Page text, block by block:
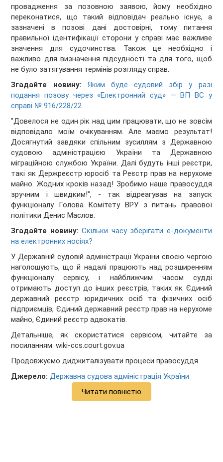
провадження за позовною заявою, йому необхідно
переконатися, що такий відповідач реально існує, а
зазначені в позові дані достовірні, тому питання
правильної ідентифікації сторони у справі має важливе
значення для судочинства. Також це необхідно і
важливо для визначення підсудності та для того, щоб
не було затягування термінів розгляду справ.
Згадайте новину:
Яким буде судовий збір у разі
подання позову через «Електронний суд» — ВП ВС у
справі № 916/228/22
"Довелося не один рік над цим працювати, що не зовсім
відповідало моїм очікуванням. Але маємо результат!
Досягнутий завдяки спільним зусиллям з Державною
судовою адміністрацією України та Державною
міграційною службою України. Далі будуть інші реєстри,
такі як Держреєстр юросіб та Реєстр прав на нерухоме
майно. Жодних кроків назад! Зробимо наше правосуддя
зручним і швидким!", - так відреагував на запуск
функціоналу Голова Комітету ВРУ з питань правової
політики Денис Маслов.
Згадайте новину:Скільки часу зберігати е-документи
на електронних носіях?
У Державній судовій адміністрації України своєю чергою
наголошують, що й надалі працюють над розширенням
функціоналу сервісу, і найближчим часом судді
отримають доступ до інших реєстрів, таких як Єдиний
державний реєстр юридичних осіб та фізичних осіб
підприємців, Єдиний державний реєстр прав на нерухоме
майно, Єдиний реєстр адвокатів.
Детальніше, як скористатися сервісом, читайте за
посиланням: wiki-ccs.court.gov.ua
Продовжуємо диджиталізувати процеси правосуддя.
Джерело:Державна судова адміністрація України
Читати повністю